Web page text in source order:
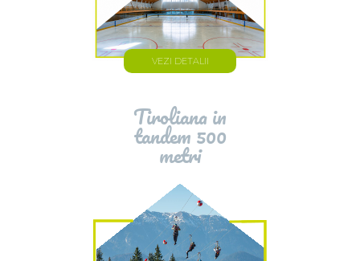
VEZI DETALII
Tiroliana in
tandem 500
metri